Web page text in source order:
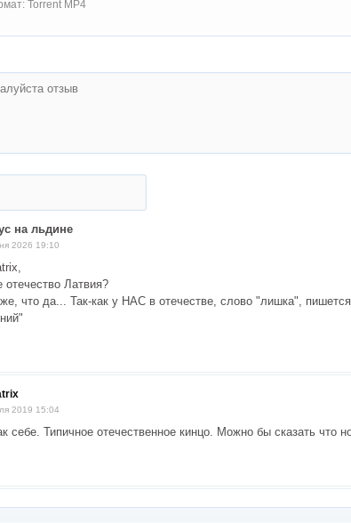
Torrent MP4
на льдине
2026 19:10
отечество Латвия?
что да... Так-как у НАС в отечестве, слово "лишка",
2019 15:04
себе. Типичное отечественное кинцо. Можно бы сказать что